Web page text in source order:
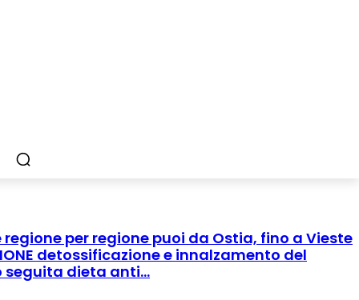
per regione puoi da Ostia, fino a Vieste
detossificazione e innalzamento del
dieta anti...